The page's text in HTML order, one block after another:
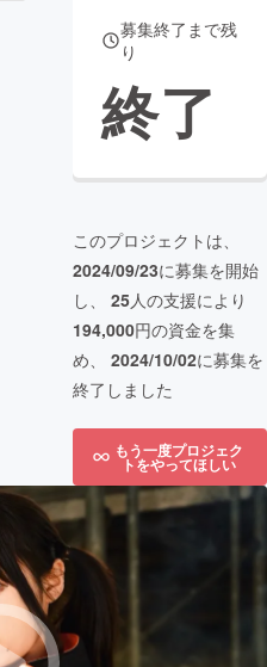
募集終了まで残
り
終了
このプロジェクトは、
2024/09/23に募集を開始
し、 25人の支援により
194,000円の資金を集
め、 2024/10/02に募集を
終了しました
もう一度プロジェク
トをやってほしい